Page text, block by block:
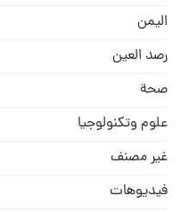
الیمن
رصد العین
صحة
علوم وتكنولوجيا
غير مصنف
فيديوهات